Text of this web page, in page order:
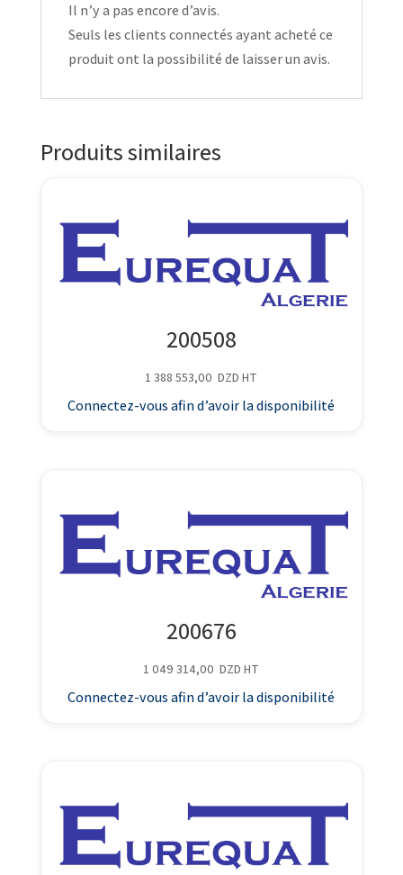
Il n’y a pas encore d’avis.
Seuls les clients connectés ayant acheté ce
produit ont la possibilité de laisser un avis.
Produits similaires
200508
1 388 553,00 DZD HT
Connectez-vous afin d’avoir la disponibilité
200676
1 049 314,00 DZD HT
Connectez-vous afin d’avoir la disponibilité